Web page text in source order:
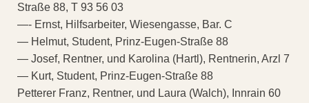
Straße 88, T 93 56 03
—- Ernst, Hilfsarbeiter, Wiesengasse, Bar. C
— Helmut, Student, Prinz-Eugen-Straße 88
— Josef, Rentner, und Karolina (Hartl), Rentnerin, Arzl 7
— Kurt, Student, Prinz-Eugen-Straße 88
Petterer Franz, Rentner, und Laura (Walch), Innrain 60